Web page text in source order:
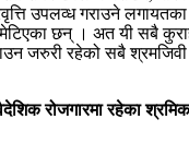
उपलव्ध गराउने
समेटिएका छन् । अत यी सबै
जरुरी रहेको सबै श्रमजिवी
रोजगारमा रहेका